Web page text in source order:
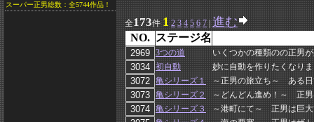
スーパー正男総数：全5744作品！
全173件 1 2 3 4 5 6 7 進む
NO. ステージ名
3つの道
いくつかの種類のの正男
初自動
妙に自動を作りたくなり
亀シリーズ１
～正男の旅立ち～ ある日
亀シリーズ２
～どんどん進め！～ 正男
亀シリーズ３
～港町にて～ 正男は巨大